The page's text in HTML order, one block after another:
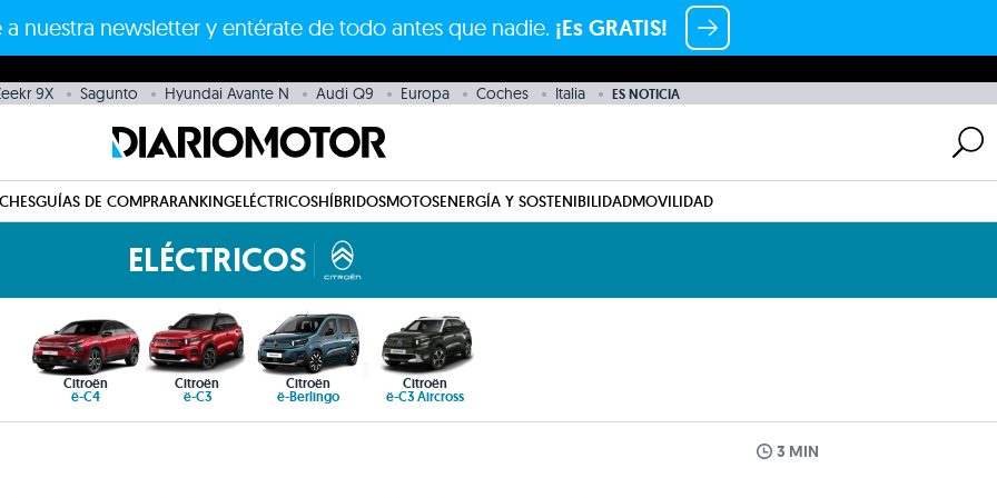
a nuestra newsletter y entérate de todo antes que nadie. ¡Es GRATIS!
9X Sagunto Hyundai Avante N Audi Q9 Europa Coches Italia ES NOTICIA
GUÍAS DE COMPRARANKINGELÉCTRICOSHÍBRIDOSMOTOSENERGÍA Y SOSTENIBILIDADMOVILIDAD
ELÉCTRICOS
Citroën
ë-C4
Citroën
ë-C3
Citroën
ë-Berlingo
Citroën
ë-C3 Aircross
3 MIN